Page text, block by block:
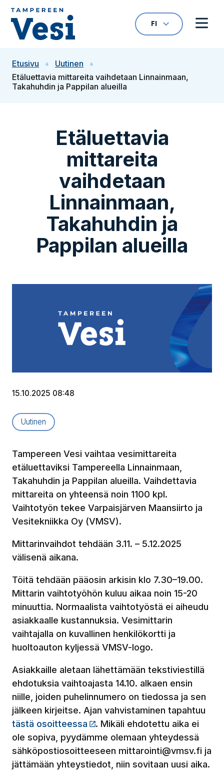
Siirry sisältöön
VALITTU KIELI:
FI
Avaa
Etusivu
Uutinen
Etäluettavia mittareita vaihdetaan Linnainmaan,
Takahuhdin ja Pappilan alueilla
Etäluettavia
mittareita
vaihdetaan
Linnainmaan,
Takahuhdin ja
Pappilan alueilla
15.10.2025 08:48
Artikkelityyppi:
Uutinen
Tampereen Vesi vaihtaa vesimittareita
etäluettaviksi Tampereella Linnainmaan,
Takahuhdin ja Pappilan alueilla. Vaihdettavia
mittareita on yhteensä noin 1100 kpl.
Vaihtotyön tekee Varpaisjärven Maansiirto ja
Vesitekniikka Oy (VMSV).
Mittarinvaihdot tehdään 3.11. – 5.12.2025
välisenä aikana.
Töitä tehdään pääosin arkisin klo 7.30–19.00.
Mittarin vaihtotyöhön kuluu aikaa noin 15-20
minuuttia. Normaalista vaihtotyöstä ei aiheudu
asiakkaalle kustannuksia. Vesimittarin
vaihtajalla on kuvallinen henkilökortti ja
huoltoauton kyljessä VMSV-logo.
Asiakkaille aletaan lähettämään tekstiviestillä
ehdotuksia vaihtoajasta 14.10. alkaen ensin
niille, joiden puhelinnumero on tiedossa ja sen
jälkeen kirjeitse. Ajan vahvistaminen tapahtuu
tästä osoitteessa
(Linkki vie ulkopuoliselle
. Mikäli ehdotettu aika ei
ole sopiva, pyydämme olemaan yhteydessä
sähköpostiosoitteeseen mittarointi@vmsv.fi ja
jättämään yhteystiedot, niin sovitaan uusi aika.